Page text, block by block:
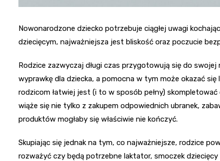
Nowonarodzone dziecko potrzebuje ciągłej uwagi
dziecięcym, najważniejsza jest bliskość oraz poczucie
Rodzice zazwyczaj długi czas przygotowują się do
wyprawkę dla dziecka, a pomocna w tym może okazać
rodzicom łatwiej jest (i to w sposób pełny) skompletować
wiąże się nie tylko z zakupem odpowiednich ubranek,
produktów mogłaby się właściwie nie kończyć.
Skupiając się jednak na tym, co najważniejsze, rodzice
rozważyć czy będą potrzebne laktator, smoczek